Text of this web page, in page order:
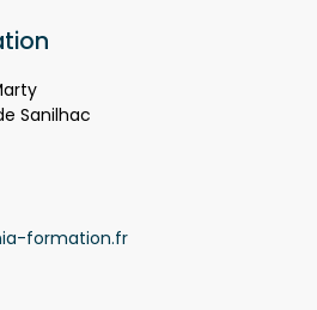
Sanilhac
formation.fr